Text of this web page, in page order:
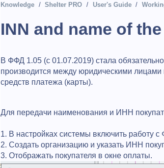
Knowledge Shelter PRO User's Guide
INN and name of
В ФФД 1.05 (с 01.07.2019) стала
производится между юридическими
средств платежа (карты).
Для передачи наименования и ИНН
1. В настройках системы включить работу
2. Создать организацию и указать ИНН
3. Отображать покупателя в окне оплаты.